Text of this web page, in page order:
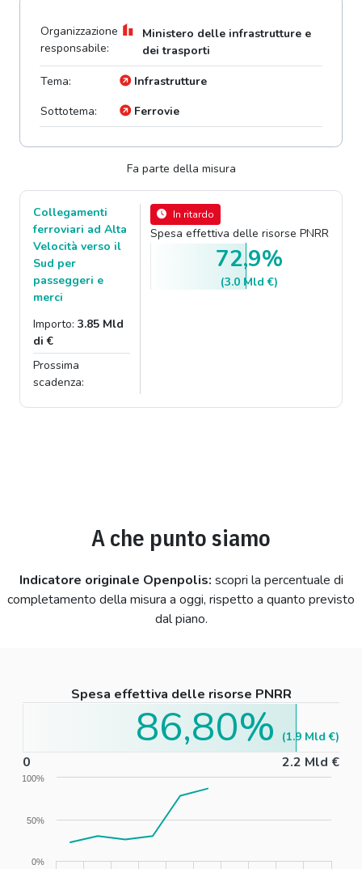
Organizzazione
responsabile:
Ministero delle infrastrutture e
dei trasporti
Tema:
Infrastrutture
Sottotema:
Ferrovie
Fa parte della misura
Collegamenti
ferroviari ad Alta
Velocità verso il
Sud per
passeggeri e
merci
Importo: 3.85 Mld
di €
Prossima
scadenza:
In ritardo
Spesa effettiva delle risorse PNRR
72,9%
(3.0 Mld €)
A che punto siamo
Indicatore originale Openpolis: scopri la percentuale di
completamento della misura a oggi, rispetto a quanto previsto
dal piano.
Spesa effettiva delle risorse PNRR
0 2.2 Mld €
86,80% (1.9 Mld €)
0%
50%
100%